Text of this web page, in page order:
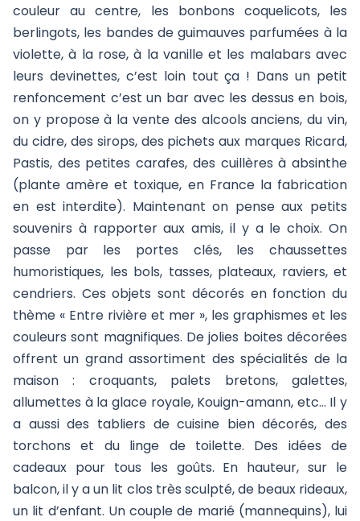
couleur au centre, les bonbons coquelicots, les
berlingots, les bandes de guimauves parfumées à la
violette, à la rose, à la vanille et les malabars avec
leurs devinettes, c’est loin tout ça ! Dans un petit
renfoncement c’est un bar avec les dessus en bois,
on y propose à la vente des alcools anciens, du vin,
du cidre, des sirops, des pichets aux marques Ricard,
Pastis, des petites carafes, des cuillères à absinthe
(plante amère et toxique, en France la fabrication
en est interdite). Maintenant on pense aux petits
souvenirs à rapporter aux amis, il y a le choix. On
passe par les portes clés, les chaussettes
humoristiques, les bols, tasses, plateaux, raviers, et
cendriers. Ces objets sont décorés en fonction du
thème « Entre rivière et mer », les graphismes et les
couleurs sont magnifiques. De jolies boites décorées
offrent un grand assortiment des spécialités de la
maison : croquants, palets bretons, galettes,
allumettes à la glace royale, Kouign-amann, etc… Il y
a aussi des tabliers de cuisine bien décorés, des
torchons et du linge de toilette. Des idées de
cadeaux pour tous les goûts. En hauteur, sur le
balcon, il y a un lit clos très sculpté, de beaux rideaux,
un lit d’enfant. Un couple de marié (mannequins), lui